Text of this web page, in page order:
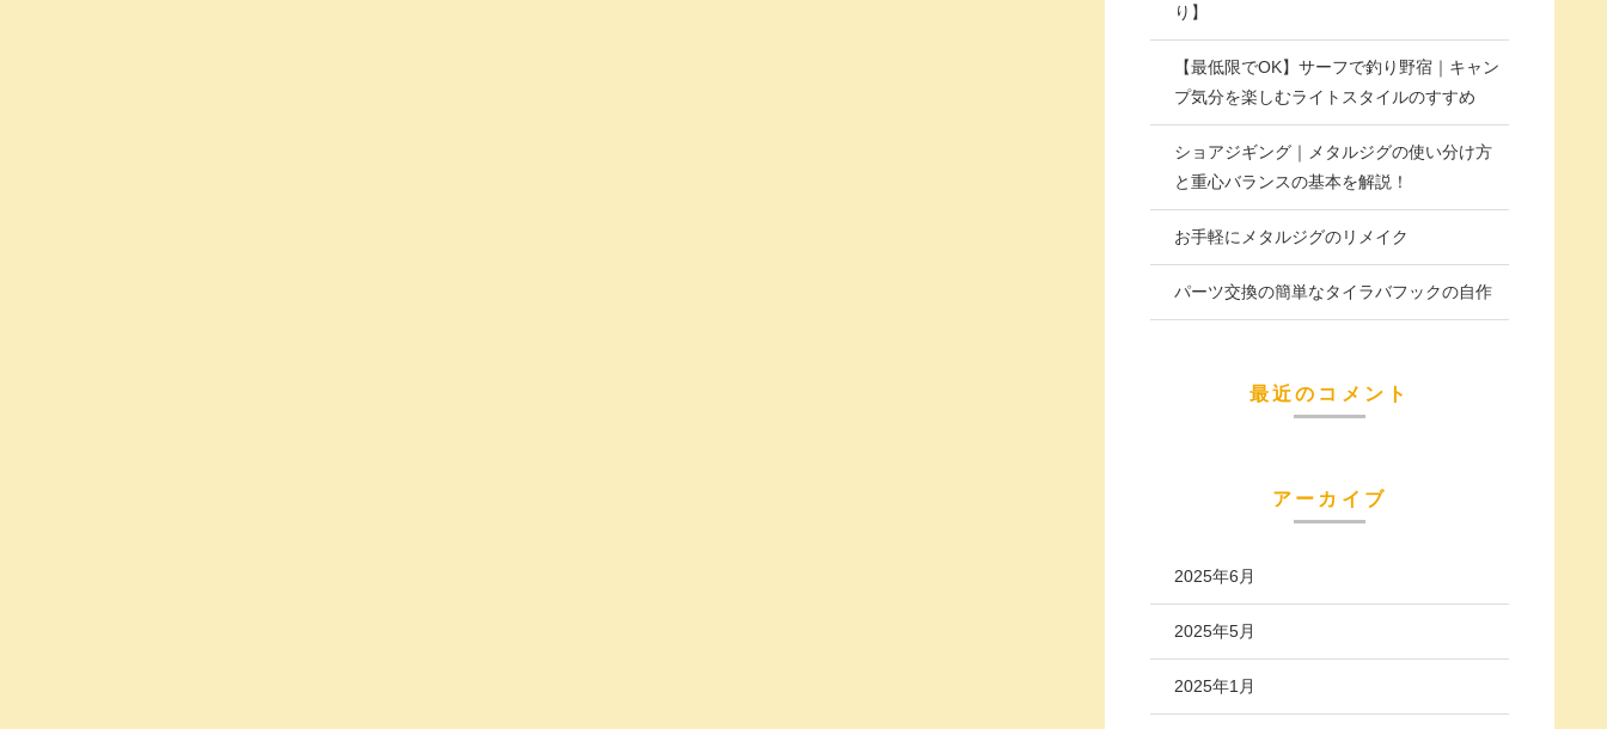
り】
【最低限でOK】サーフで釣り野宿｜キャン
プ気分を楽しむライトスタイルのすすめ
ショアジギング｜メタルジグの使い分け方
と重心バランスの基本を解説！
お手軽にメタルジグのリメイク
パーツ交換の簡単なタイラバフックの自作
最近のコメント
アーカイブ
2025年6月
2025年5月
2025年1月